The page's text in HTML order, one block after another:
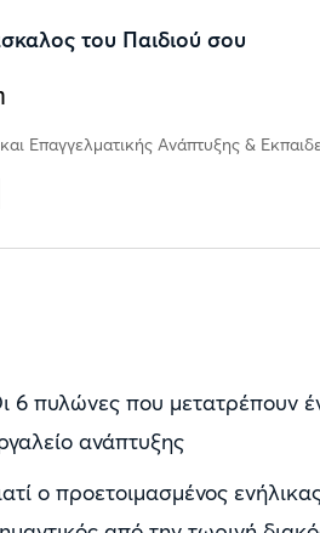
του Παιδιού σου
Επαγγελματικής Ανάπτυξης &
6 πυλώνες που μετατρέπουν
ανάπτυξης
ο προετοιμασμένος